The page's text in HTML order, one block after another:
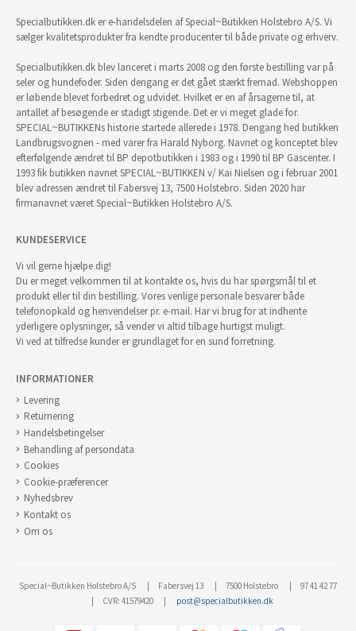
Specialbutikken.dk er e-handelsdelen af Special~Butikken Holstebro A/S. Vi
sælger kvalitetsprodukter fra kendte producenter til både private og erhverv.
Specialbutikken.dk blev lanceret i marts 2008 og den første bestilling var på
seler og hundefoder. Siden dengang er det gået stærkt fremad. Webshoppen
er løbende blevet forbedret og udvidet. Hvilket er en af årsagerne til, at
antallet af besøgende er stadigt stigende. Det er vi meget glade for.
SPECIAL~BUTIKKENs historie startede allerede i 1978. Dengang hed butikken
Landbrugsvognen - med varer fra Harald Nyborg. Navnet og konceptet blev
efterfølgende ændret til BP depotbutikken i 1983 og i 1990 til BP Gascenter. I
1993 fik butikken navnet SPECIAL~BUTIKKEN v/ Kai Nielsen og i februar 2001
blev adressen ændret til Fabersvej 13, 7500 Holstebro. Siden 2020 har
firmanavnet været Special~Butikken Holstebro A/S.
KUNDESERVICE
Vi vil gerne hjælpe dig!
Du er meget velkommen til at kontakte os, hvis du har spørgsmål til et
produkt eller til din bestilling. Vores venlige personale besvarer både
telefonopkald og henvendelser pr. e-mail. Har vi brug for at indhente
yderligere oplysninger, så vender vi altid tilbage hurtigst muligt.
Vi ved at tilfredse kunder er grundlaget for en sund forretning.
INFORMATIONER
Levering
Returnering
Handelsbetingelser
Behandling af persondata
Cookies
Cookie-præferencer
Nyhedsbrev
Kontakt os
Om os
Special~Butikken Holstebro A/S Fabersvej 13 7500 Holstebro
97 41 42 77
CVR: 41579420
post@specialbutikken.dk